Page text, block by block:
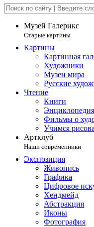
Музей Галерикс
Старые картины
Картины
Картинная
Художники
Музеи мира
Русские
Чтение
Книги
Энциклопедия
Фильмы о
Учимся
Артклуб
Наши современники
Экспозиция
Живопись
Графика
Цифровое
Хендмейд
Абстракция
Иконы
Фотография